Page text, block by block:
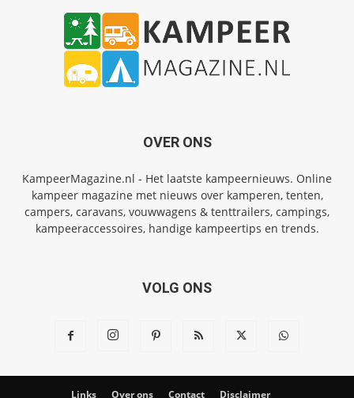
OVER ONS
KampeerMagazine.nl - Het laatste kampeernieuws. Online
kampeer magazine met nieuws over kamperen, tenten,
campers, caravans, vouwwagens & tenttrailers, campings,
kampeeraccessoires, handige kampeertips en trends.
VOLG ONS
Links Over ons Contact Disclaimer